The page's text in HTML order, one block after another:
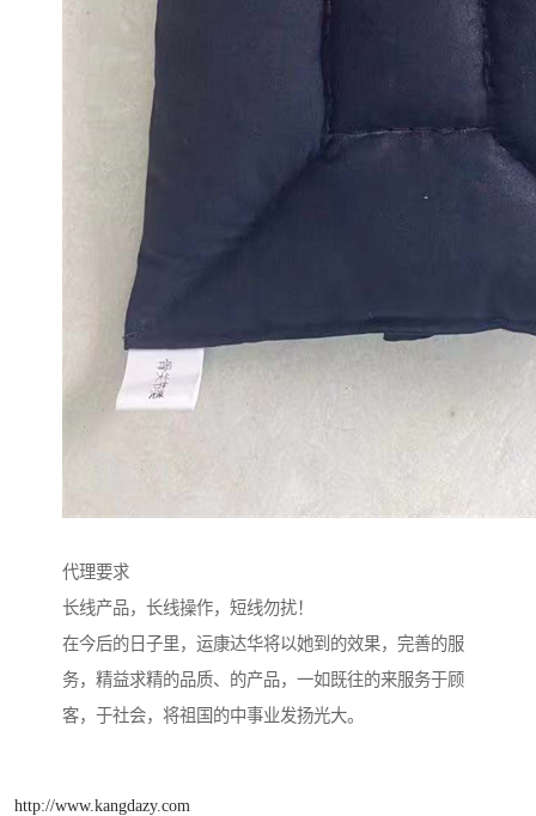
代理要求
长线产品，长线操作，短线勿扰！
在今后的日子里，运康达华将以她到的效果，完善的服
务，精益求精的品质、的产品，一如既往的来服务于顾
客，于社会，将祖国的中事业发扬光大。
http://www.kangdazy.com